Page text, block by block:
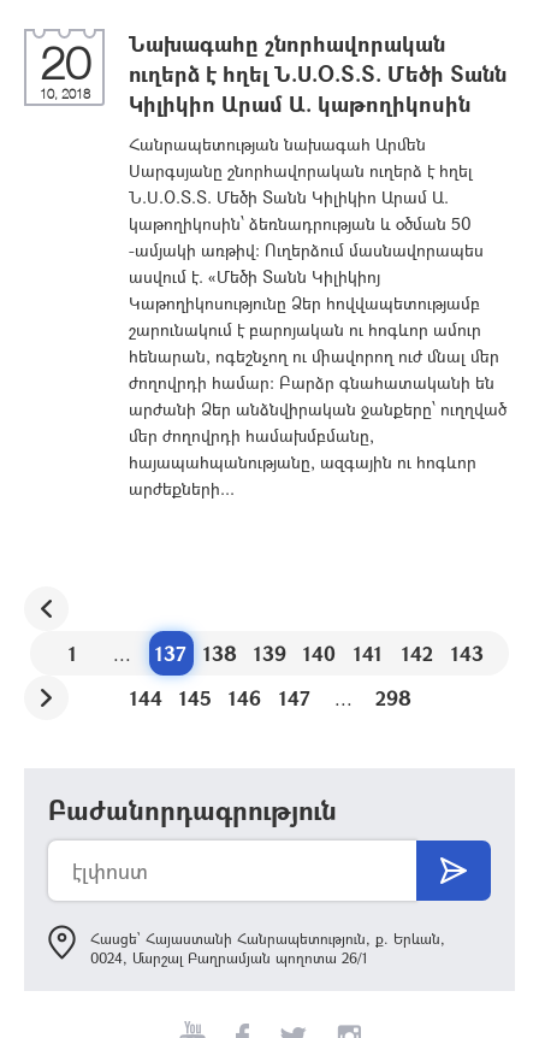
20
10, 2018
Նախագահը շնորհավորական
ուղերձ է հղել Ն.Ս.Օ.Տ.Տ. Մեծի Տանն
Կիլիկիո Արամ Ա. կաթողիկոսին
Հանրապետության նախագահ Արմեն
Սարգսյանը շնորհավորական ուղերձ է հղել
Ն.Ս.Օ.Տ.Տ. Մեծի Տանն Կիլիկիո Արամ Ա.
կաթողիկոսին՝ ձեռնադրության և օծման 50
-ամյակի առթիվ: Ուղերձում մասնավորապես
ասվում է. «Մեծի Տանն Կիլիկիոյ
Կաթողիկոսությունը Ձեր հովվապետությամբ
շարունակում է բարոյական ու հոգևոր ամուր
հենարան, ոգեշնչող ու միավորող ուժ մնալ մեր
ժողովրդի համար: Բարձր գնահատականի են
արժանի Ձեր անձնվիրական ջանքերը՝ ուղղված
մեր ժողովրդի համախմբմանը,
հայապահպանությանը, ազգային ու հոգևոր
արժեքների...
1 ... 137 138 139 140 141 142
143
144
145 146 147 ... 298
Բաժանորդագրություն
Հասցե՝ Հայաստանի Հանրապետություն, ք. Երևան,
0024, Մարշալ Բաղրամյան պողոտա 26/1